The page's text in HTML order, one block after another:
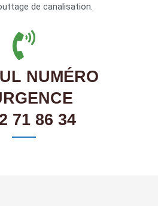
de canalisation.
NUMÉRO
71 86 34